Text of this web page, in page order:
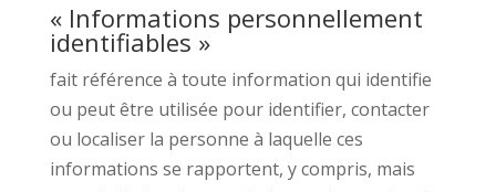
« Informations personnellement
identifiables »
fait référence à toute information qui identifie
ou peut être utilisée pour identifier, contacter
ou localiser la personne à laquelle ces
informations se rapportent, y compris, mais